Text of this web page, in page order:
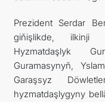
Prezident Serdar
giňişlikde, ilkinji
Hyzmatdaşlyk
Guramasynyň,
Garaşsyz
hyzmatdaşlygyny